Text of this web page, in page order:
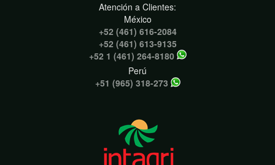
Atención a Clientes:
México
+52 (461) 616-2084
+52 (461) 613-9135
+52 1 (461) 264-8180
Perú
+51 (965) 318-273